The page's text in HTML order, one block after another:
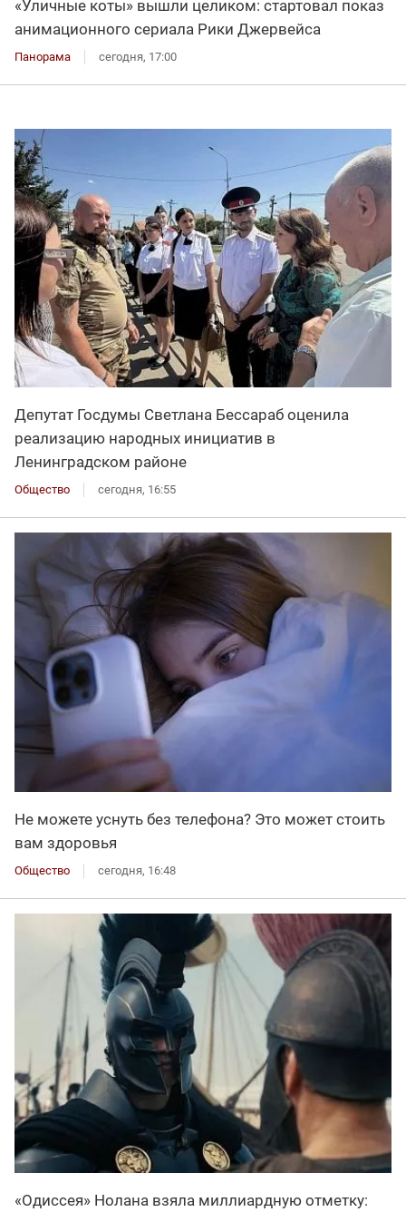
«Уличные коты» вышли целиком: стартовал показ
анимационного сериала Рики Джервейса
Панорама сегодня, 17:00
Депутат Госдумы Светлана Бессараб оценила
реализацию народных инициатив в
Ленинградском районе
Общество сегодня, 16:55
Не можете уснуть без телефона? Это может стоить
вам здоровья
Общество сегодня, 16:48
«Одиссея» Нолана взяла миллиардную отметку: